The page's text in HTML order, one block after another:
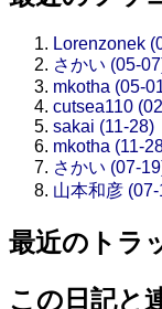
Lorenzonek
さかい (05-
mkotha (05-
cutsea110
sakai (11-28)
mkotha (11-
さかい (07-
山本和彦
最近のトラ
この日記と